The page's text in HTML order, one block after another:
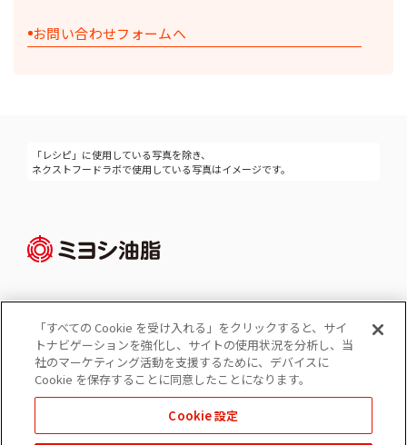
お問い合わせフォームへ
「レシピ」に使用している写真を除き、
ネクストフードラボで使用している写真はイメージです。
Cookie 設定
コーポレートサイト
個人情報の保護
ソーシャルメディアポリシー
「すべての Cookie を受け入れる」をクリックすると、サイ
トナビゲーションを強化し、サイトの使用状況を分析し、当
社のマーケティング活動を支援するために、デバイスに
Cookie を保存することに同意したことになります。
Cookie 設定